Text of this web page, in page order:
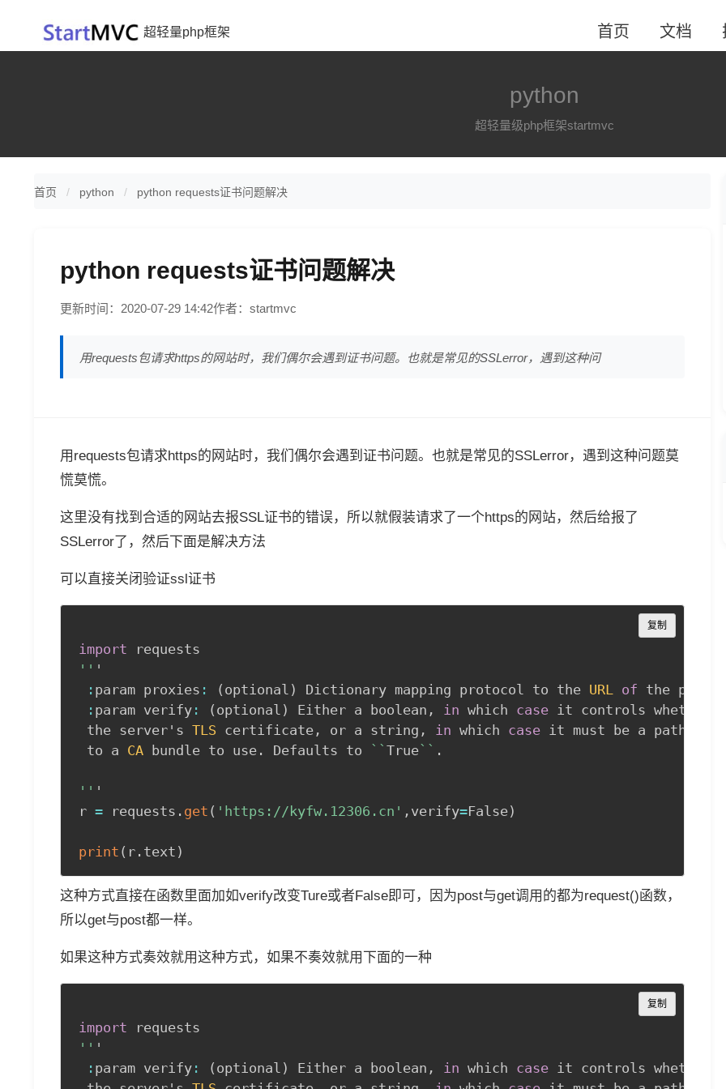
超轻量php框架 首页 文档
python
超轻量级php框架startmvc
首页 python python requests证书问题解决
python requests证书问题解决
更新时间：2020-07-29 14:42作者：startmvc
用requests包请求https的网站时，我们偶尔会遇到证书问题。也就是常见的SSLerror，遇到这种问
用requests包请求https的网站时，我们偶尔会遇到证书问题。也就是常见的SSLerror，遇到这种问题莫
慌莫慌。
这里没有找到合适的网站去报SSL证书的错误，所以就假装请求了一个https的网站，然后给报了
SSLerror了，然后下面是解决方法
可以直接关闭验证ssl证书
import
'' '
: param proxies : ( optional ) Dictionary mapping protocol to the URL of the proxy
: param verify : ( optional ) Either a boolean , in which case it controls whether
the server's TLS certificate , or a string , in which case it must be a path
to a CA bundle to use . Defaults to ` ` True` ` .
'' '
r = requests . get ( 'https://kyfw.12306.cn' , verify=False)
print ( r . text )
复制
Copy
这种方式直接在函数里面加如verify改变Ture或者False即可，因为post与get调用的都为request()函数，
所以get与post都一样。
如果这种方式奏效就用这种方式，如果不奏效就用下面的一种
import
'' '
: param verify : ( optional ) Either a boolean , in which case it controls whether
复制
Copy